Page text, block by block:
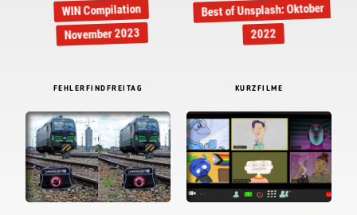
WIN Compilation
November 2023
Best of Unsplash: Oktober
2022
FEHLERFINDFREITAG KURZFILME